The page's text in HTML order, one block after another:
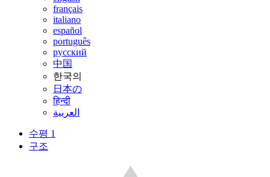
français
italiano
español
português
русский
中国
한국의
日本の
हिन्दी
العربية
수평 1
구조